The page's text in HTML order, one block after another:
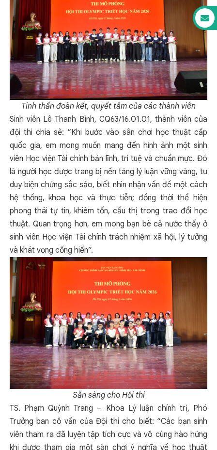
Tinh thần đoàn kết, quyết tâm của các thành viên
Sinh viên Lê Thanh Bình, CQ63/16.01.01, thành viên của
đội thi chia sẻ: “Khi bước vào sân chơi học thuật cấp
quốc gia, em mong muốn mang đến hình ảnh một sinh
viên Học viện Tài chính bản lĩnh, trí tuệ và chuẩn mực. Đó
là người học được trang bị nền tảng lý luận vững vàng, tư
duy biện chứng sắc sảo, biết nhìn nhận vấn đề một cách
hệ thống, khoa học và thực tiễn; đồng thời thể hiện
phong thái tự tin, khiêm tốn, cầu thị trong trao đổi học
thuật. Quan trọng hơn, em mong bạn bè cả nước thấy ở
sinh viên Học viện Tài chính trách nhiệm xã hội, lý tưởng
và khát vọng cống hiến”.
Sẵn sàng cho Hội thi
TS. Phạm Quỳnh Trang – Khoa Lý luận chính trị, Phó
Trưởng ban cô vấn của Đội thi cho biết: “Các bạn sinh
viên tham ra đã luyện tập tích cực và vô cùng hào hứng
khi được tham gia một sân chơi ý nghĩa về học thuật